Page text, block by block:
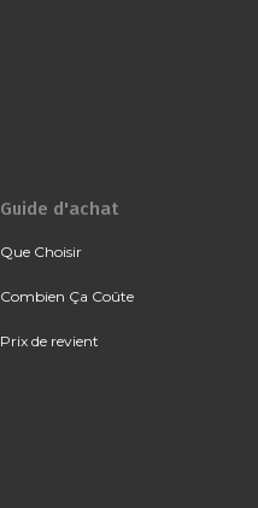
Guide d'achat
Que Choisir
Combien Ça Coûte
Prix de revient